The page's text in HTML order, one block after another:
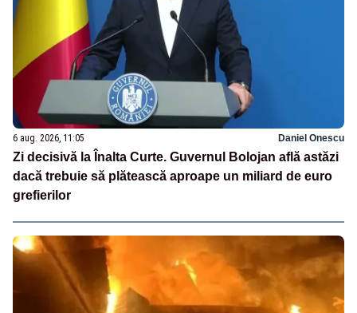
6 aug. 2026, 11:05 Daniel Onescu
Zi decisivă la Înalta Curte. Guvernul Bolojan află astăzi
dacă trebuie să plătească aproape un miliard de euro
grefierilor